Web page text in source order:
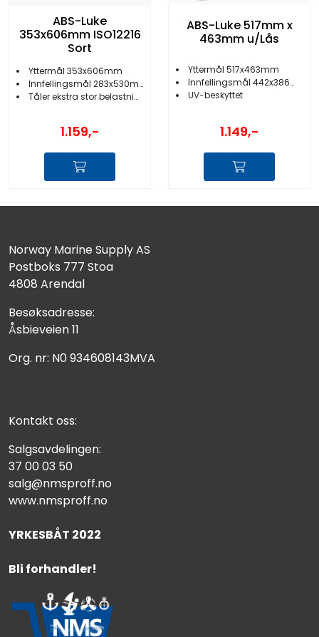
ABS-Luke
353x606mm ISO12216
Sort
Yttermål 353x606mm
Innfellingsmål 283x530mm
Tåler ekstra stor belastning
1.159,-
ABS-Luke 517mm x
463mm u/Lås
Yttermål 517x463mm
Innfellingsmål 442x386mm
UV-beskyttet
1.149,-
Norway Marine Supply AS
Postboks 777 Stoa
4808 Arendal
Besøksadresse:
Åsbieveien 11
Org. nr: N0 934608143MVA
Kontakt oss:
Salgsavdelingen:
37 00 03 50
salg@nmsproff.no
www.nmsproff.no
YRKESBÅT 2022
Bli forhandler!